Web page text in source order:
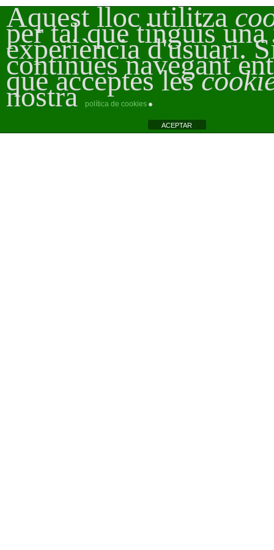
Aquest lloc utilitza
per tal que tinguis
experiència d'usuari.
continues navegant
que acceptes les
nostrapolítica de cookies.
ACEPTAR